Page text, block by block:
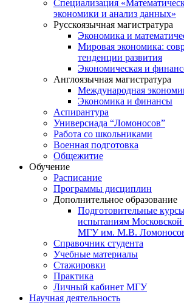
Специализация
экономики и анализ данных»
Русскоязычная магистратура
Экономика и
Мировая экономика:
тенденции развития
Экономическая и
Англоязычная магистратура
Международная
Экономика и финансы
Аспирантура
Универсиада “Ломоносов”
Работа со школьниками
Военная подготовка
Общежитие
Обучение
Расписание
Программы дисциплин
Дополнительное образование
Подготовительные
испытаниям
МГУ им. М.В.
Справочник студента
Учебные материалы
Стажировки
Практика
Личный кабинет МГУ
Научная деятельность